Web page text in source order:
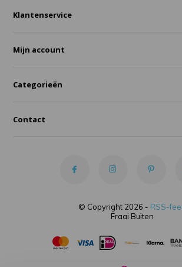
Klantenservice
Mijn account
Categorieën
Contact
© Copyright 2026 - RSS-
Fraai Buiten